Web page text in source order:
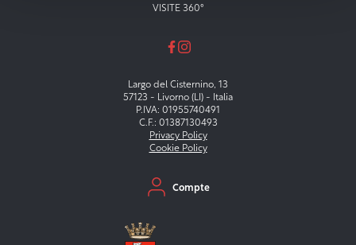
VISITE 360°
Largo del Cisternino, 13
57123 - Livorno (LI) - Italia
P.IVA: 01955740491
C.F.: 01387130493
Privacy Policy
Cookie Policy
Menu secondario
Compte